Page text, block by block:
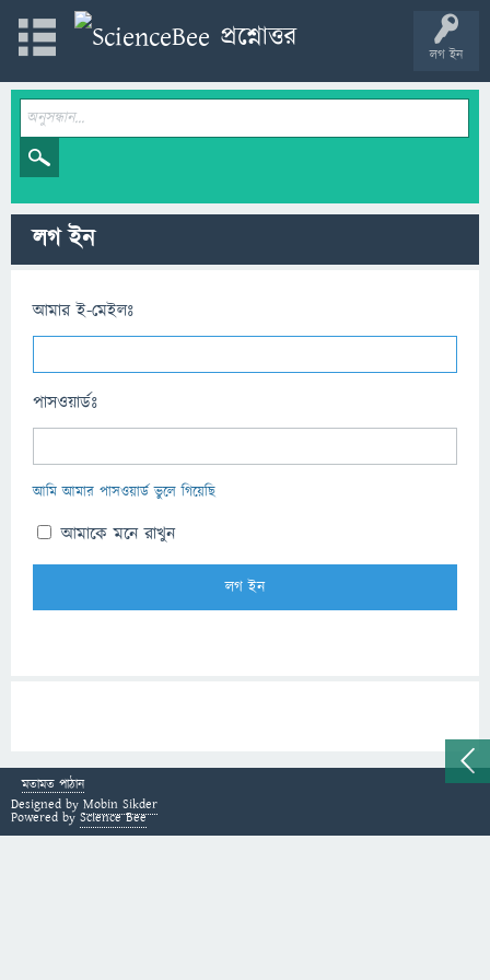
লগ ইন
লগ ইন
আমার ই-মেইলঃ
পাসওয়ার্ডঃ
আমি আমার পাসওয়ার্ড ভুলে গিয়েছি
আমাকে মনে রাখুন
মতামত পাঠান
Designed by Mobin Sikder
Powered by Science Bee